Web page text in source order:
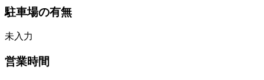
駐車場の有無
未入力
営業時間